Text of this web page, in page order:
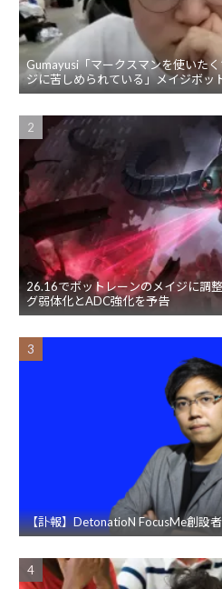
Gumayusi「マークスマンを使いた
ジに苦しめられている」メイジボッ
26.16でボットレーンのメイジに調
グ弱体化とADC強化を予告
【訃報】DetonatioN FocusMe創設